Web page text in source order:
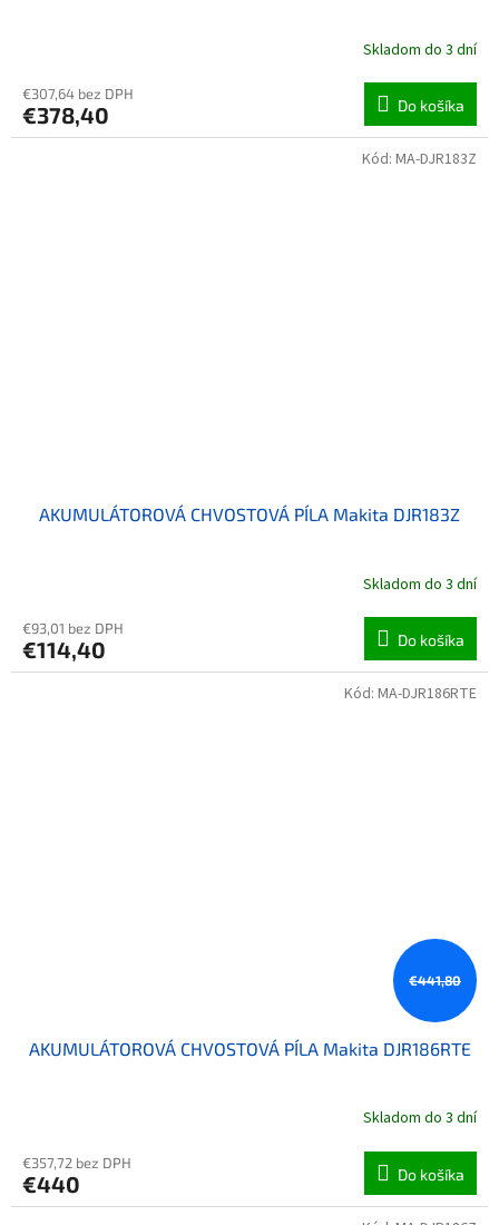
Skladom do 3 dní
€307,64 bez DPH
€378,40 Do košíka
AKUMULÁTOROVÁ CHVOSTOVÁ PÍLA Makita DJR183Z
Skladom do 3 dní
€93,01 bez DPH
€114,40 Do košíka
Kód: MA-DJR183Z
€441,80
AKUMULÁTOROVÁ CHVOSTOVÁ PÍLA Makita DJR186RTE
Skladom do 3 dní
€357,72 bez DPH
€440 Do košíka
Kód: MA-DJR186RTE